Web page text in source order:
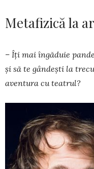
Metafizică la
– Îți mai îngăduie
și să te gân­dești la
aventura cu teatrul?